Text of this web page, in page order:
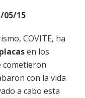
05/15
COVITE, ha
en los
cometieron
con la vida
a cabo esta